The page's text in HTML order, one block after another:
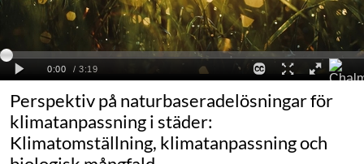
Perspektiv på naturbaseradelösningar för
klimatanpassning i städer:
Klimatomställning, klimatanpassning och